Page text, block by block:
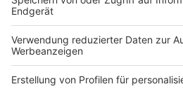
ängstlich, werden stiller,
über einen längeren
Wochen weiter und weiter
Sinn, beim Psychologen